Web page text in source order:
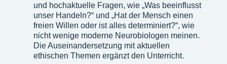
und hochaktuelle Fragen, wie „Was beeinflusst
unser Handeln?“ und „Hat der Mensch einen
freien Willen oder ist alles determiniert?“, wie
nicht wenige moderne Neurobiologen meinen.
Die Auseinandersetzung mit aktuellen
ethischen Themen ergänzt den Unterricht.